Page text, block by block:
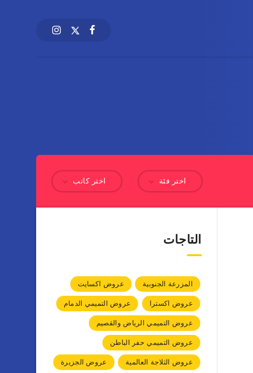
اختر كاتب اختر فئة
التاجات
المزرعة الجنوبية
عروض اكسايت
عروض اكسترا
عروض التميمي الدمام
عروض التميمي الرياض والقصيم
عروض التميمي حفر الباطن
عروض الثلاجة العالمية
عروض الجزيرة